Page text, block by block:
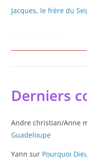
tJacques, le frère du
Derniers
Andre christian/Anne
Guadeloupe
Yann sur Pourquoi